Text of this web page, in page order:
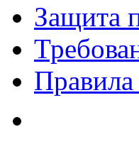
Защита
Правила